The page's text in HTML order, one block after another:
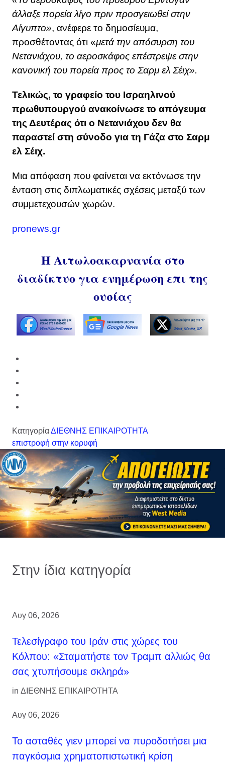
άλλαξε πορεία λίγο πριν προσγειωθεί στην
Αίγυπτο», ανέφερε το δημοσίευμα,
προσθέτοντας ότι «μετά την απόσυρση του
Νετανιάχου, το αεροσκάφος επέστρεψε στην
κανονική του πορεία προς το Σαρμ ελ Σέιχ».
Τελικώς, το γραφείο του Ισραηλινού
πρωθυπουργού ανακοίνωσε το απόγευμα
της Δευτέρας ότι ο Νετανιάχου δεν θα
παραστεί στη σύνοδο για τη Γάζα στο Σαρμ
ελ Σέιχ.
Μια απόφαση που φαίνεται να εκτόνωσε την
ένταση στις διπλωματικές σχέσεις μεταξύ των
συμμετεχουσών χωρών.
pronews.gr
Η Αιτωλοακαρνανία στο
διαδίκτυο για ενημέρωση επι της
ουσίας
ΚατηγορίαΔΙΕΘΝΗΣ ΕΠΙΚΑΙΡΟΤΗΤΑ
επιστροφή στην κορυφή
Στην ίδια κατηγορία
Αυγ 06, 2026
Τελεσίγραφο του Ιράν στις χώρες του
Κόλπου: «Σταματήστε τον Τραμπ αλλιώς θα
σας χτυπήσουμε σκληρά»
in ΔΙΕΘΝΗΣ ΕΠΙΚΑΙΡΟΤΗΤΑ
Αυγ 06, 2026
Το ασταθές γιεν μπορεί να πυροδοτήσει μια
παγκόσμια χρηματοπιστωτική κρίση